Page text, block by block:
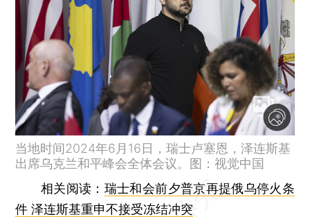
当地时间2024年6月16日，瑞士卢塞恩，泽连斯基
出席乌克兰和平峰会全体会议。图：视觉中国
相关阅读： 瑞士和会前夕普京再提俄乌停火条
件 泽连斯基重申不接受冻结冲突